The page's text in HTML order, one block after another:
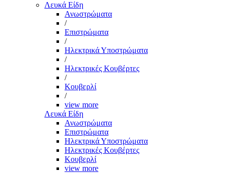
Λευκά Είδη
Ανωστρώματα
/
Επιστρώματα
/
Ηλεκτρικά Υποστρώματα
/
Ηλεκτρικές Κουβέρτες
/
Κουβερλί
/
view more
Λευκά Είδη
Ανωστρώματα
Επιστρώματα
Ηλεκτρικά Υποστρώματα
Ηλεκτρικές Κουβέρτες
Κουβερλί
view more